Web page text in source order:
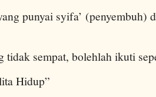
punyai syifa’ (penyembuh)
tidak sempat, bolehlah ikuti
Hidup”